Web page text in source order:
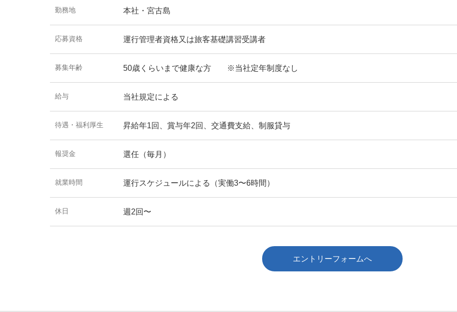
勤務地 本社・宮古島
応募資格 運行管理者資格又は旅客基礎講習受講者
募集年齢 50歳くらいまで健康な方 ※当社定年制度なし
給与 当社規定による
待遇・福利厚生 昇給年1回、賞与年2回、交通費支給、制服貸与
報奨金 選任（毎月）
就業時間 運行スケジュールによる（実働3〜6時間）
休日 週2回〜
エントリーフォームへ